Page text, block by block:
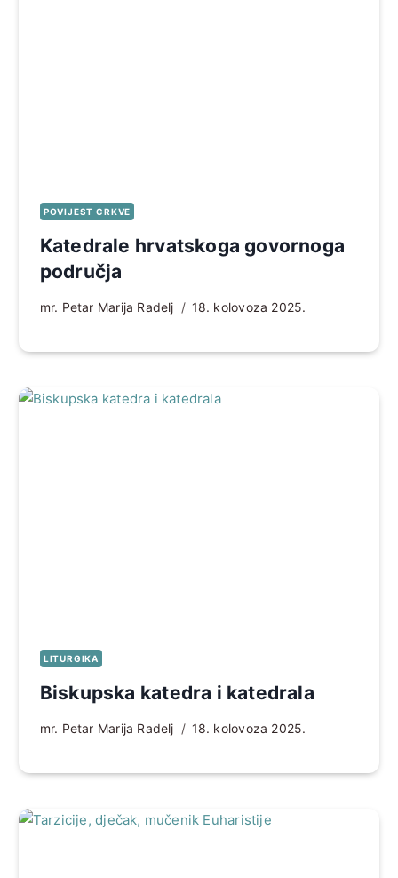
POVIJEST CRKVE
Katedrale hrvatskoga govornoga
područja
mr. Petar Marija Radelj 18. kolovoza 2025.
LITURGIKA
Biskupska katedra i katedrala
mr. Petar Marija Radelj 18. kolovoza 2025.